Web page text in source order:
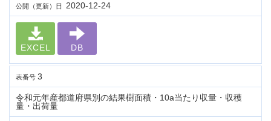
公開（更新）日 2020-12-24
EXCEL DB
表番号 3
令和元年産都道府県別の結果樹面積・10a当たり収量・収穫
量・出荷量